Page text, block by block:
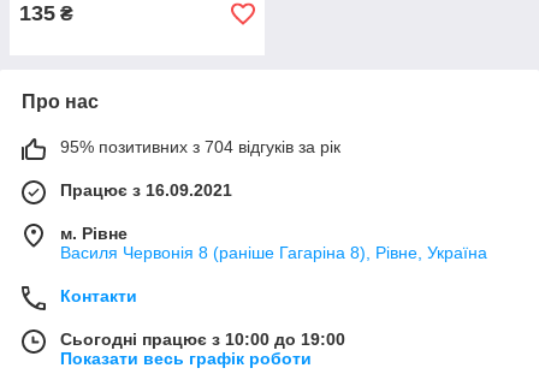
135 ₴
Про нас
95% позитивних з 704 відгуків за рік
Працює з 16.09.2021
м. Рівне
Василя Червонія 8 (раніше Гагаріна 8), Рівне, Україна
Контакти
Сьогодні працює з 10:00 до 19:00
Показати весь графік роботи